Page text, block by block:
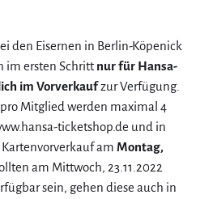
den Eisernen in Berlin-Köpenick
im ersten Schrittnur für Hansa-
im Vorverkaufzur Verfügung.
pro Mitglied werden maximal 4
ticketshop.de und in
am Montag,
am Mittwoch, 23.11.2022
sein, gehen diese auch in